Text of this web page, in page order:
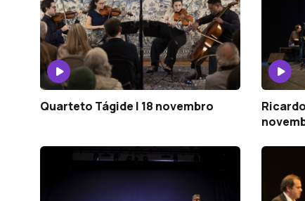
Quarteto Tágide | 18 novembro